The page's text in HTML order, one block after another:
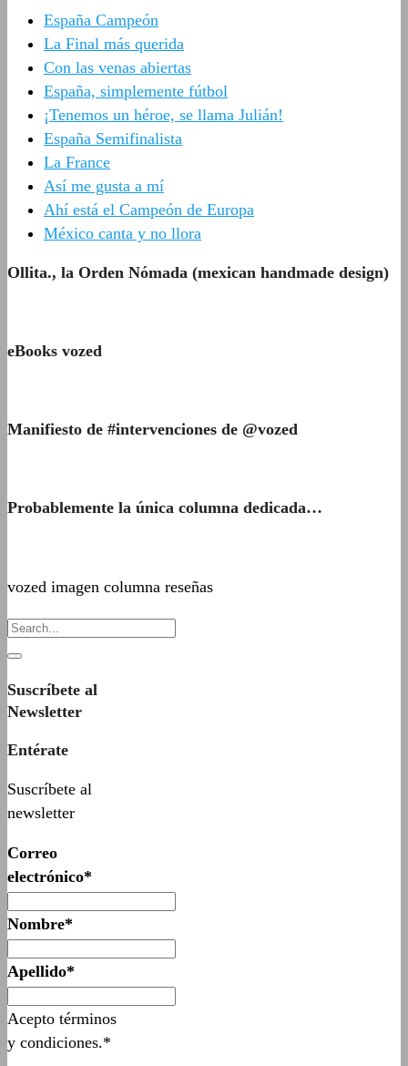
España Campeón
La Final más querida
Con las venas abiertas
España, simplemente fútbol
¡Tenemos un héroe, se llama Julián!
España Semifinalista
La France
Así me gusta a mí
Ahí está el Campeón de Europa
México canta y no llora
Ollita., la Orden Nómada (mexican handmade design)
eBooks vozed
Manifiesto de #intervenciones de @vozed
Probablemente la única columna dedicada…
vozed imagen columna reseñas
Suscríbete al
Newsletter
Entérate
Suscríbete al
newsletter
Correo
electrónico*
Nombre*
Apellido*
Acepto términos
y condiciones.*